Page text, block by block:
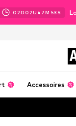
02D 02U 47M 51 S
Accessoires